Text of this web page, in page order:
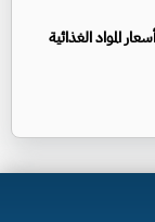
المواد الغذائية